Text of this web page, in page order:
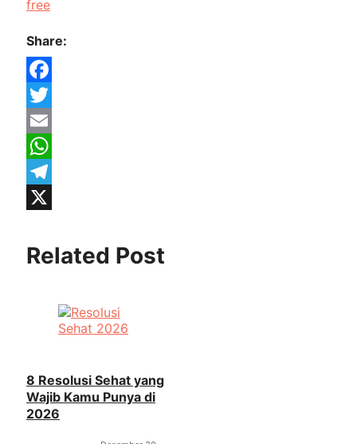
free
Share:
Facebook
Twitter
Email
WhatsApp
Telegram
Related Post
8 Resolusi Sehat yang
Wajib Kamu Punya di
2026